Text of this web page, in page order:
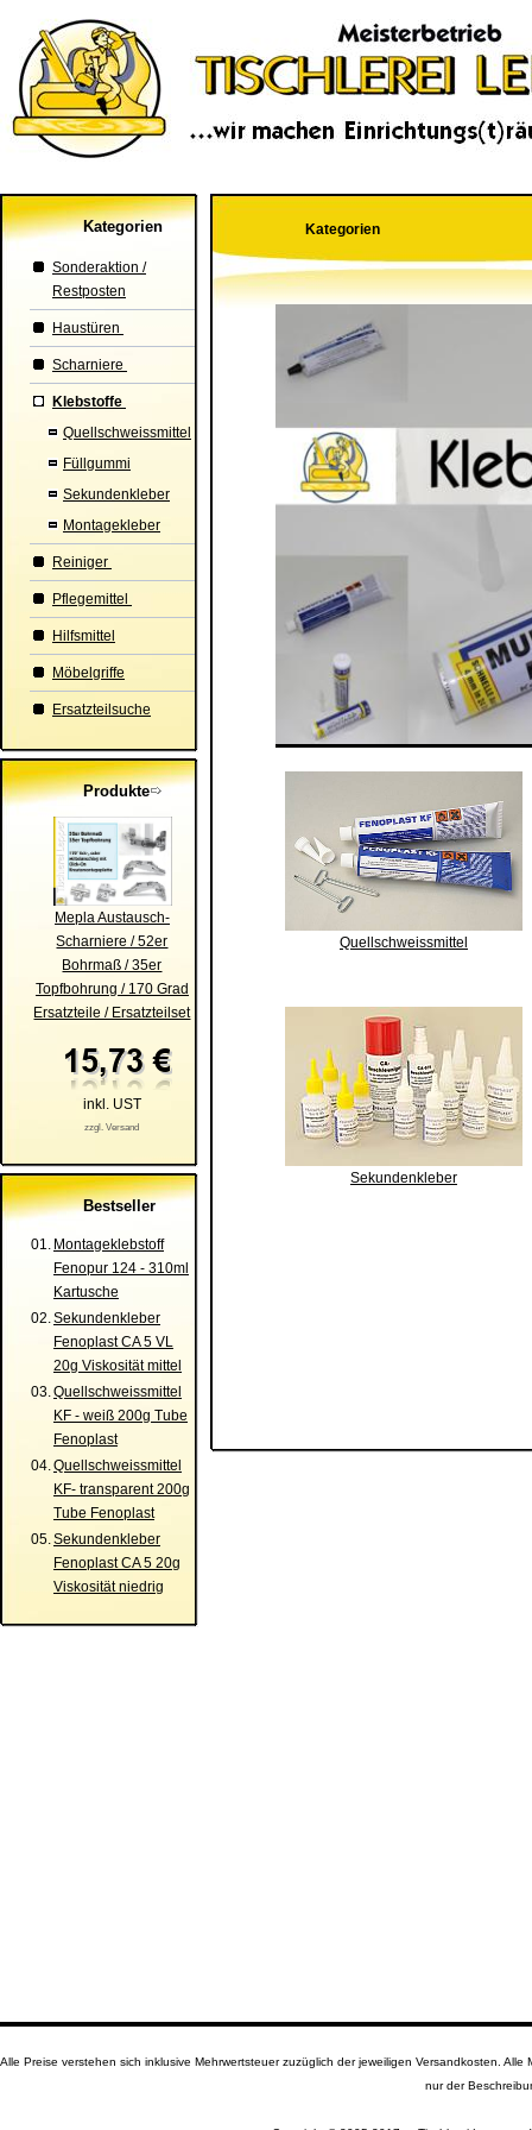
Kategorien
Sonderaktion /
Restposten
Haustüren
Scharniere
Klebstoffe
Quellschweissmittel
Füllgummi
Sekundenkleber
Montagekleber
Reiniger
Pflegemittel
Hilfsmittel
Möbelgriffe
Ersatzteilsuche
Produkte
Mepla Austausch-
Scharniere / 52er
Bohrmaß / 35er
Topfbohrung / 170 Grad
Ersatzteile / Ersatzteilset
inkl. UST
zzgl. Versand
Bestseller
01. Montageklebstoff
Fenopur 124 - 310ml
Kartusche
02.Sekundenkleber
Fenoplast CA 5 VL
20g Viskosität mittel
03.Quellschweissmittel
KF - weiß 200g Tube
Fenoplast
04.Quellschweissmittel
KF- transparent 200g
Tube Fenoplast
05.Sekundenkleber
Fenoplast CA 5 20g
Viskosität niedrig
Kategorien
Quellschweissmittel
Sekundenkleber
Alle Preise verstehen sich inklusive Mehrwertsteuer zuzüglich der jeweiligen Versandkosten.
nur der